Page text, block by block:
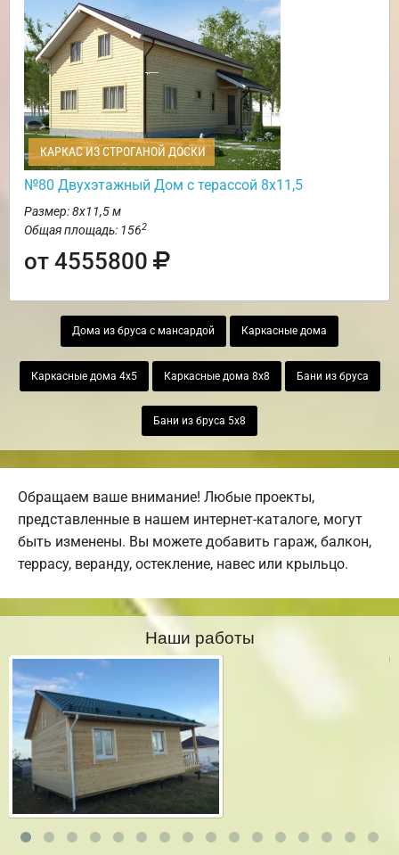
КАРКАС ИЗ СТРОГАНОЙ ДОСКИ
№80 Двухэтажный Дом с терассой 8х11,5
Размер: 8х11,5 м
Общая площадь: 1562
от 4555800
Дома из бруса с мансардой Каркасные дома
Каркасные дома 4х5 Каркасные дома 8х8 Бани из бруса
Бани из бруса 5х8
Обращаем ваше внимание! Любые проекты,
представленные в нашем интернет-каталоге, могут
быть изменены. Вы можете добавить гараж, балкон,
террасу, веранду, остекление, навес или крыльцо.
Наши работы